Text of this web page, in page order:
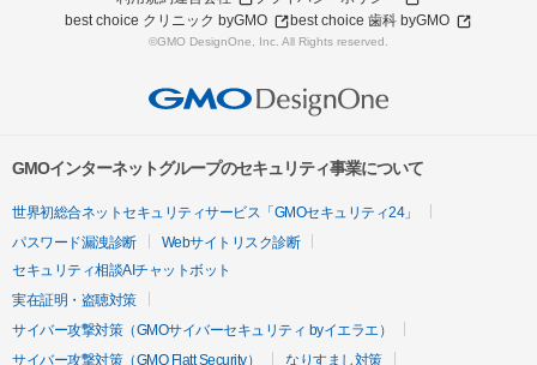
best choice クリニック byGMO
best choice 歯科 byGMO
©GMO DesignOne, Inc. All Rights reserved.
GMOインターネットグループのセキュリティ事業について
世界初総合ネットセキュリティサービス「GMOセキュリティ24」
パスワード漏洩診断
Webサイトリスク診断
セキュリティ相談AIチャットボット
実在証明・盗聴対策
サイバー攻撃対策（GMOサイバーセキュリティ byイエラエ）
サイバー攻撃対策（GMO Flatt Security）
なりすまし対策